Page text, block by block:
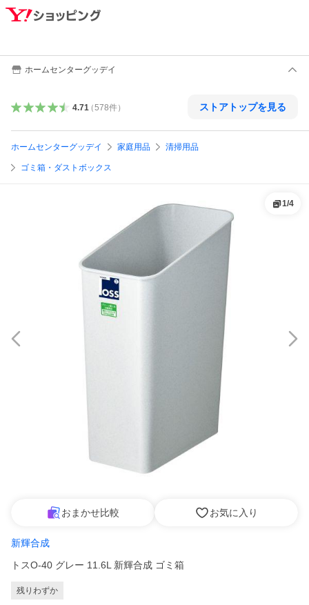
ホームセンターグッデイ
4.71（578件） ストアトップを見る
ホームセンターグッデイ 家庭用品 清掃用品
ゴミ箱・ダストボックス
1/4
おまかせ比較 お気に入り
新輝合成
トスO-40 グレー 11.6L 新輝合成 ゴミ箱
残りわずか